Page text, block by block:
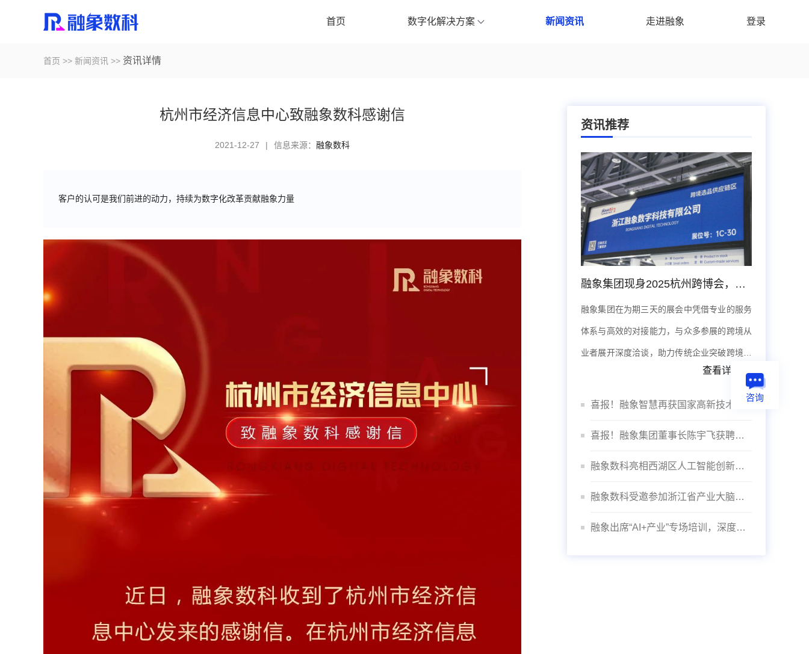
首页 数字化解决方案 新闻资讯 走进融象 登录
首页 >> 新闻资讯 >> 资讯详情
杭州市经济信息中心致融象数科感谢信
2021-12-27 | 信息来源： 融象数科
客户的认可是我们前进的动力，持续为数字化改革贡献融象力量
资讯推荐
融象集团现身2025杭州跨博会，数据智能体系赋能出海
融象集团在为期三天的展会中凭借专业的服务
体系与高效的对接能力，与众多参展的跨境从
业者展开深度洽谈，助力传统企业突破跨境壁
查看详情>>
喜报！融象集团董事长陈宇飞获聘杭州数据交易所“咨询委员会专家”
融象数科亮相西湖区人工智能创新发展大会
融象数科受邀参加浙江省产业大脑建设推进会议
融象出席“AI+产业”专场培训，深度赋能“智”造未来
咨询